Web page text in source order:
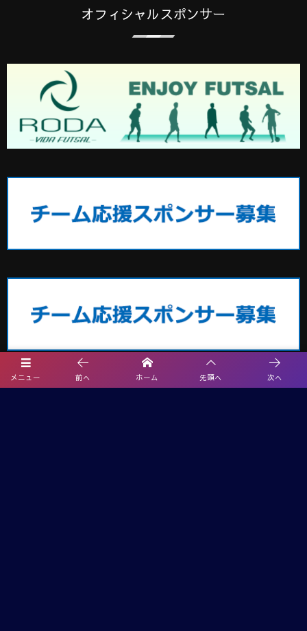
メニュー 前へ ホーム 先頭へ 次へ
オフィシャルスポンサー